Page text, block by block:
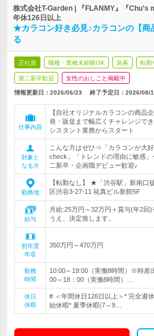
株式会社T-Garden | 『FLANMY』『Chu's
年休126日以上
★カラコン好き必見♪カラコンの【
る
正社員 職種・業種未経験OK 急募 転勤
第二新卒歓迎 女性のおしごと掲載中
情報更新日：2026/06/23 終了予定日： 2026/08/
仕事内容
【自社オリジナルカラコンの商品
発・販促まで幅広くチャレンジで
シスタント業務からスタート
対象と
なる方
こんな方はぜひ⇒「カラコンが大
check」「トレンドの理由に敏感
二新卒・企画職デビュー歓迎♪
勤務地
【転勤なし】 ★「渋谷駅」新南口
区渋谷3-27-11 祐真ビル新館5F
給与
月給:25万円～32万円＋賞与(年2
うえ、決定致します。
初年度
年収
350万円～470万円
勤務
時間
10:00～19:00（実働8時間）※時差
00～18：00（実働8時間）…
休日
休暇
# ＜年間休日126日以上＞* 完全週
始休暇* 夏季休暇(7～9…